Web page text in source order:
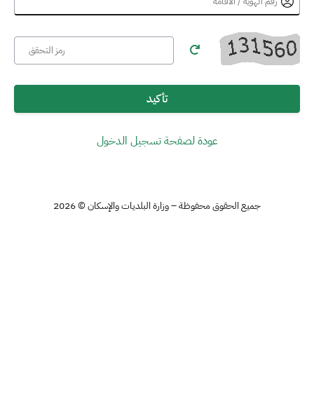
تأكيد
عودة لصفحة تسجيل الدخول
جميع الحقوق محفوظة – وزارة البلديات والإسكان © 2026